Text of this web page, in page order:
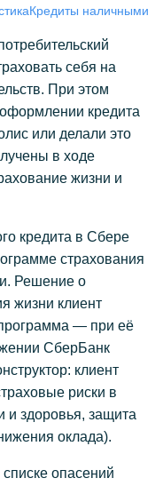
Кредиты наличными
себя на
При этом
кредита
или делали это
в ходе
жизни и
кредита в Сбере
страхования
Решение о
жизни клиент
— при её
СберБанк
клиент
риски в
и здоровья, защита
оклада).
опасений